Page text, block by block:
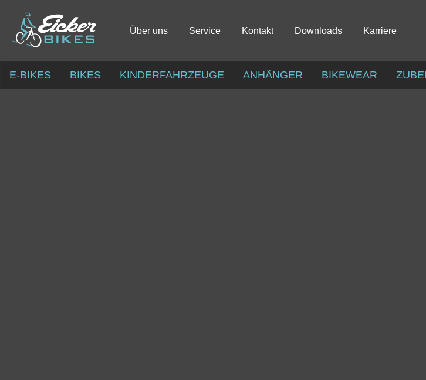
Über uns Service Kontakt Downloads Karriere
E-BIKES BIKES KINDERFAHRZEUGE ANHÄNGER BIKEWEAR